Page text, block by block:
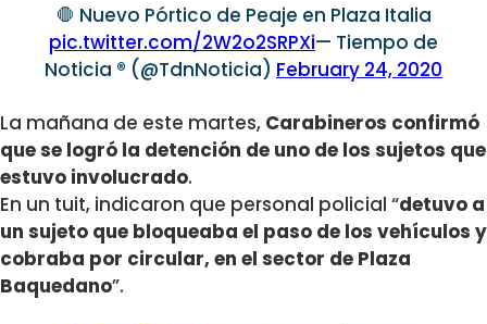
🛑 Nuevo Pórtico de Peaje en Plaza Italia
pic.twitter.com/2W2o2SRPXi— Tiempo de
Noticia ® (@TdnNoticia) February 24, 2020
La mañana de este martes, Carabineros confirmó
que se logró la detención de uno de los sujetos que
estuvo involucrado.
En un tuit, indicaron que personal policial “detuvo a
un sujeto que bloqueaba el paso de los vehículos y
cobraba por circular, en el sector de Plaza
Baquedano”.